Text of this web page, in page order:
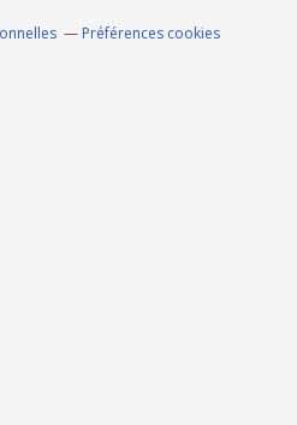
Préférences cookies